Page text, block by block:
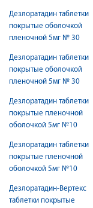
Дезлоратадин таблетки
покрытые оболочкой
пленочной 5мг № 30
Дезлоратадин таблетки
покрытые оболочкой
пленочной 5мг № 30
Дезлоратадин таблетки
покрытые пленочной
оболочкой 5мг №10
Дезлоратадин таблетки
покрытые пленочной
оболочкой 5мг №10
Дезлоратадин-Вертекс
таблетки покрытые